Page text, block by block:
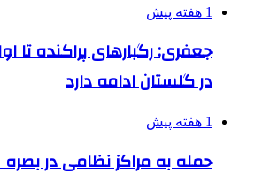
1 هفته پیش
جعفری: رگبارهای پراکنده تا
در گلستان ادامه دارد
1 هفته پیش
حمله به مراکز نظامی در